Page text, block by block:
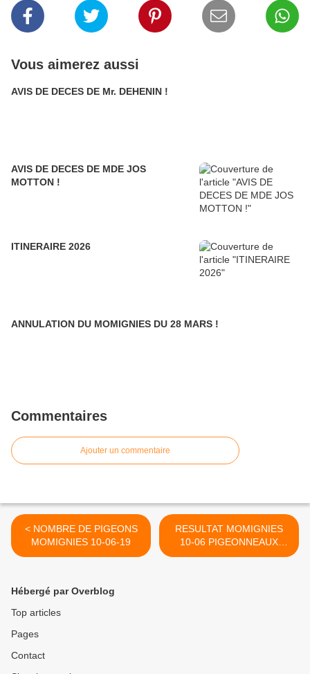
Vous aimerez aussi
AVIS DE DECES DE Mr. DEHENIN !
AVIS DE DECES DE MDE JOS
MOTTON !
ITINERAIRE 2026
ANNULATION DU MOMIGNIES DU 28 MARS !
Commentaires
Ajouter un commentaire
< NOMBRE DE PIGEONS
MOMIGNIES 10-06-19
RESULTAT MOMIGNIES
10-06 PIGEONNEAUX
WALLONS RECTIFICATION
Hébergé par Overblog
Top articles
Pages
Contact